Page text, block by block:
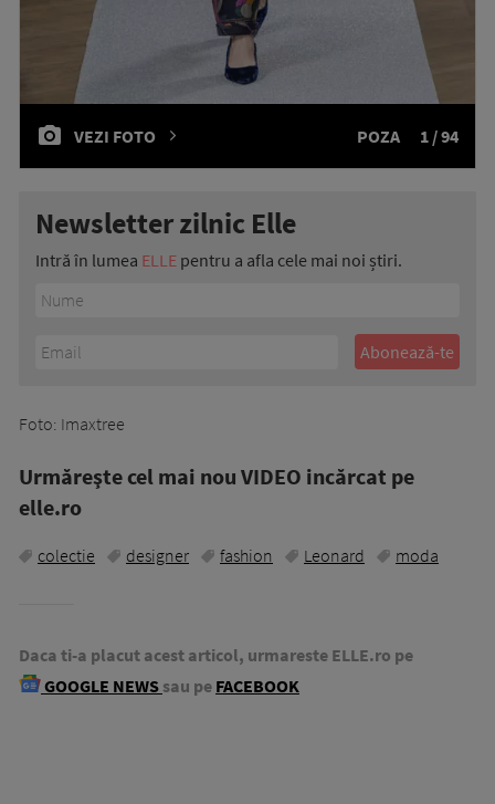
VEZI FOTO POZA 1 / 94
Newsletter zilnic Elle
Intră în lumea ELLE pentru a afla cele mai noi știri.
Foto: Imaxtree
Urmăreşte cel mai nou VIDEO incărcat pe
elle.ro
colectie designer fashion Leonard moda
Daca ti-a placut acest articol, urmareste ELLE.ro pe
GOOGLE NEWS sau pe FACEBOOK